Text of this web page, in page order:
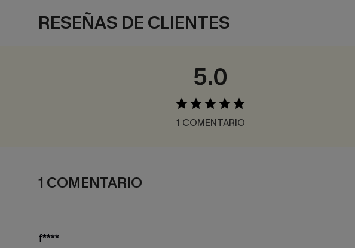
RESEÑAS DE CLIENTES
5.0
1 COMENTARIO
1 COMENTARIO
f****